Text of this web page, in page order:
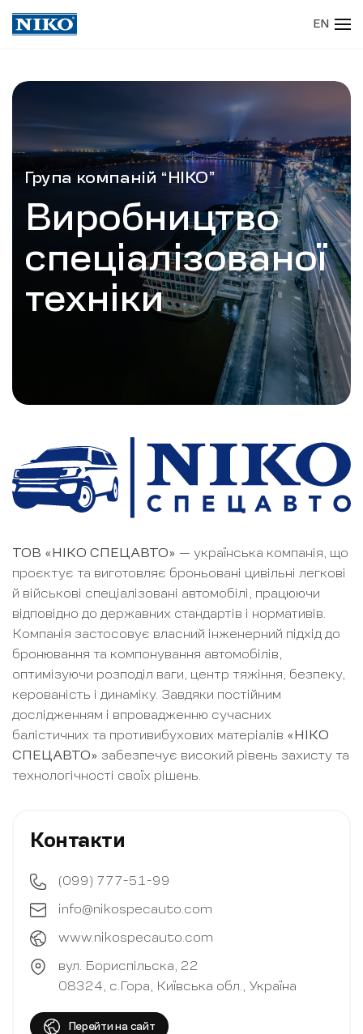
EN
Група компаній “НІКО”
Виробництво
спеціалізованої
техніки
ТОВ «НІКО СПЕЦАВТО» — українська компанія, що
проєктує та виготовляє броньовані цивільні легкові
й військові спеціалізовані автомобілі, працюючи
відповідно до державних стандартів і нормативів.
Компанія застосовує власний інженерний підхід до
бронювання та компонування автомобілів,
оптимізуючи розподіл ваги, центр тяжіння, безпеку,
керованість і динаміку. Завдяки постійним
дослідженням і впровадженню сучасних
балістичних та противибухових матеріалів «НІКО
СПЕЦАВТО» забезпечує високий рівень захисту та
технологічності своїх рішень.
Контакти
(099) 777-51-99
info@nikospecauto.com
www.nikospecauto.com
вул. Бориспільска, 22
08324, с.Гора, Київська обл., Україна
Перейти на сайт